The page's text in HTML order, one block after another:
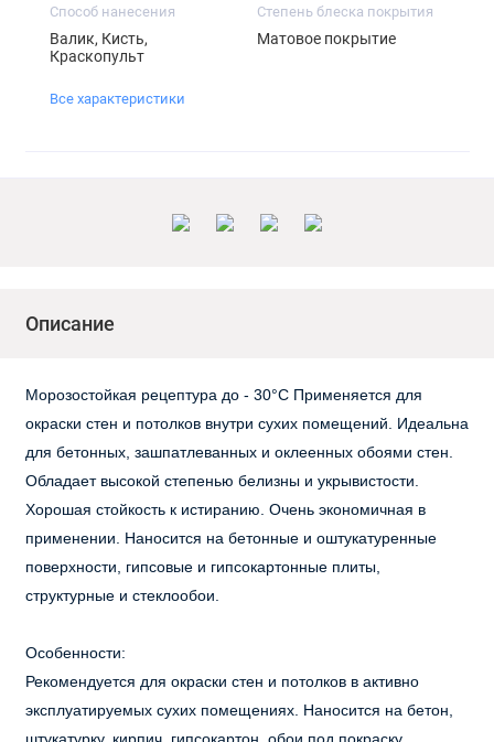
Способ нанесения
Валик, Кисть,
Краскопульт
Степень блеска покрытия
Матовое покрытие
Все характеристики
Описание
Морозостойкая рецептура до - 30°С Применяется для
окраски стен и потолков внутри сухих помещений. Идеальна
для бетонных, зашпатлеванных и оклеенных обоями стен.
Обладает высокой степенью белизны и укрывистости.
Хорошая стойкость к истиранию. Очень экономичная в
применении. Наносится на бетонные и оштукатуренные
поверхности, гипсовые и гипсокартонные плиты,
структурные и стеклообои.
Особенности:
Рекомендуется для окраски стен и потолков в активно
эксплуатируемых сухих помещениях. Наносится на бетон,